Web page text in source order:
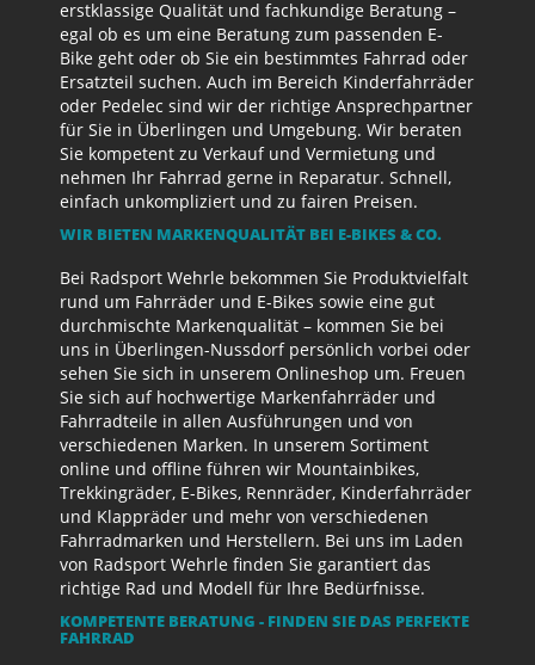
erstklassige Qualität und fachkundige Beratung –
egal ob es um eine Beratung zum passenden E-
Bike geht oder ob Sie ein bestimmtes Fahrrad oder
Ersatzteil suchen. Auch im Bereich Kinderfahrräder
oder Pedelec sind wir der richtige Ansprechpartner
für Sie in Überlingen und Umgebung. Wir beraten
Sie kompetent zu Verkauf und Vermietung und
nehmen Ihr Fahrrad gerne in Reparatur. Schnell,
einfach unkompliziert und zu fairen Preisen.
WIR BIETEN MARKENQUALITÄT BEI E-BIKES & CO.
Bei Radsport Wehrle bekommen Sie Produktvielfalt
rund um Fahrräder und E-Bikes sowie eine gut
durchmischte Markenqualität – kommen Sie bei
uns in Überlingen-Nussdorf persönlich vorbei oder
sehen Sie sich in unserem Onlineshop um. Freuen
Sie sich auf hochwertige Markenfahrräder und
Fahrradteile in allen Ausführungen und von
verschiedenen Marken. In unserem Sortiment
online und offline führen wir Mountainbikes,
Trekkingräder, E-Bikes, Rennräder, Kinderfahrräder
und Klappräder und mehr von verschiedenen
Fahrradmarken und Herstellern. Bei uns im Laden
von Radsport Wehrle finden Sie garantiert das
richtige Rad und Modell für Ihre Bedürfnisse.
KOMPETENTE BERATUNG - FINDEN SIE DAS PERFEKTE
FAHRRAD